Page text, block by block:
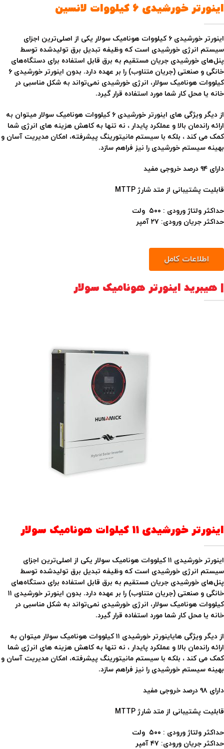
اینورتر خورشیدی ۶ کیلووات لانسین
اینورتر خورشیدی ۶ کیلووات هونامیک سولار یکی از اصلی‌ترین اجزای
سیستم انرژی خورشیدی است که وظیفه تبدیل برق تولیدشده توسط
پنل‌های خورشیدی جریان مستقیم به برق قابل استفاده برای دستگاه‌های
خانگی و صنعتی (جریان متناوب) را بر عهده دارد. بدون اینورتر خورشیدی ۶
کیلووات هونامیک سولار، انرژی خورشیدی نمی‌تواند به شکل مناسبی در
خانه یا محل کار شما مورد استفاده قرار گیرد.
از دیگر ویژگی های اینورتر خورشیدی ۶ کیلووات هونامیک سولار میتوان به
ارائه راندمان بالا و عملکرد پایدار ، نه تنها به کاهش هزینه های انرژی شما
کمک می کند ، بلکه با سیستم مانیتورینگ پیشرفته، امکان مدیریت آسان و
بهینه سیستم خورشیدی را نیز فراهم سازد.
دارای ۹۴ درصد خروجی مفید
قابلیت پشتیبانی از متد شارژ MTTP
حداکثر ولتاژ ورودی : ۵۰۰ ولت
حداکثر جریان ورودی: ۲۷ آمپر
اطلاعات کامل
| هیبرید اینورتر هونامیک سولار
اینورتر خورشیدی ۱۱ کیلوات هونامیک سولار
اینورتر خورشیدی ۱۱ کیلووات هونامیک سولار یکی از اصلی‌ترین اجزای
سیستم انرژی خورشیدی است که وظیفه تبدیل برق تولیدشده توسط
پنل‌های خورشیدی جریان مستقیم به برق قابل استفاده برای دستگاه‌های
خانگی و صنعتی (جریان متناوب) را بر عهده دارد. بدون اینورتر خورشیدی ۱۱
کیلووات هونامیک سولار، انرژی خورشیدی نمی‌تواند به شکل مناسبی در
خانه یا محل کار شما مورد استفاده قرار گیرد.
از دیگر ویژگی هایاینورتر خورشیدی ۱۱ کیلووات هونامیک سولار میتوان به
ارائه راندمان بالا و عملکرد پایدار ، نه تنها به کاهش هزینه های انرژی شما
کمک می کند ، بلکه با سیستم مانیتورینگ پیشرفته، امکان مدیریت آسان و
بهینه سیستم خورشیدی را نیز فراهم سازد.
دارای ۹۸ درصد خروجی مفید
قابلیت پشتیبانی از متد شارژ MTTP
حداکثر ولتاژ ورودی : ۵۰۰ ولت
حداکثر جریان ورودی: ۴۷ آمپر